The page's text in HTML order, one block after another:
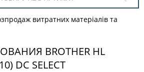
витратних матеріалів та
BROTHER HL
DC SELECT